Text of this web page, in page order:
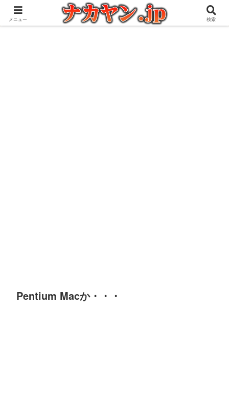
アウトドアとガジェット好きな管理人の愉快な日々を綴るブログ
Pentium Macか・・・
メニュー 検索